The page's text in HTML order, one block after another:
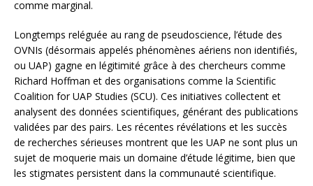
comme marginal.
Longtemps reléguée au rang de pseudoscience, l’étude des
OVNIs (désormais appelés phénomènes aériens non identifiés,
ou UAP) gagne en légitimité grâce à des chercheurs comme
Richard Hoffman et des organisations comme la Scientific
Coalition for UAP Studies (SCU). Ces initiatives collectent et
analysent des données scientifiques, générant des publications
validées par des pairs. Les récentes révélations et les succès
de recherches sérieuses montrent que les UAP ne sont plus un
sujet de moquerie mais un domaine d’étude légitime, bien que
les stigmates persistent dans la communauté scientifique.